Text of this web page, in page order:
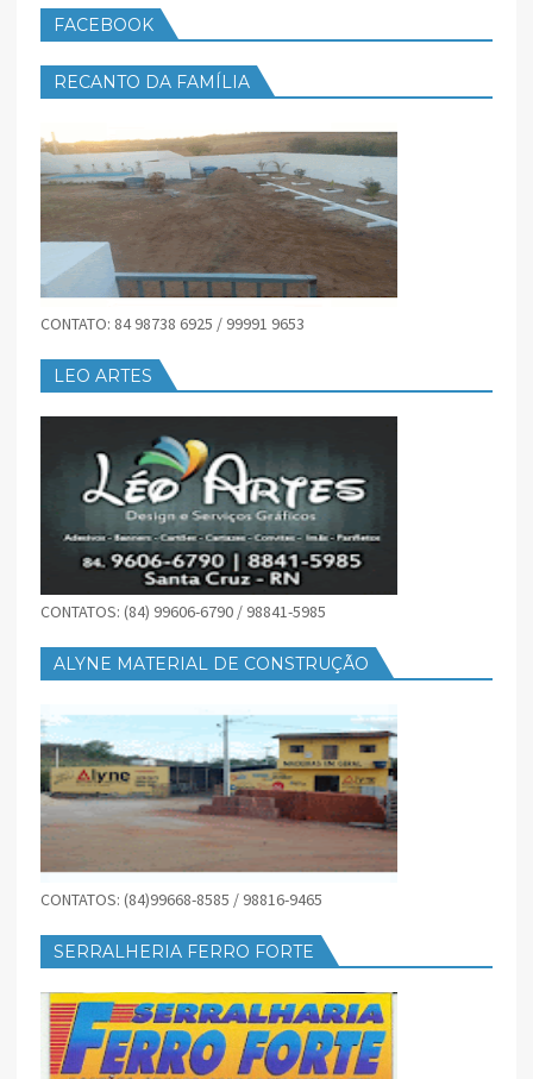
FACEBOOK
RECANTO DA FAMÍLIA
CONTATO: 84 98738 6925 / 99991 9653
LEO ARTES
CONTATOS: (84) 99606-6790 / 98841-5985
ALYNE MATERIAL DE CONSTRUÇÃO
CONTATOS: (84)99668-8585 / 98816-9465
SERRALHERIA FERRO FORTE